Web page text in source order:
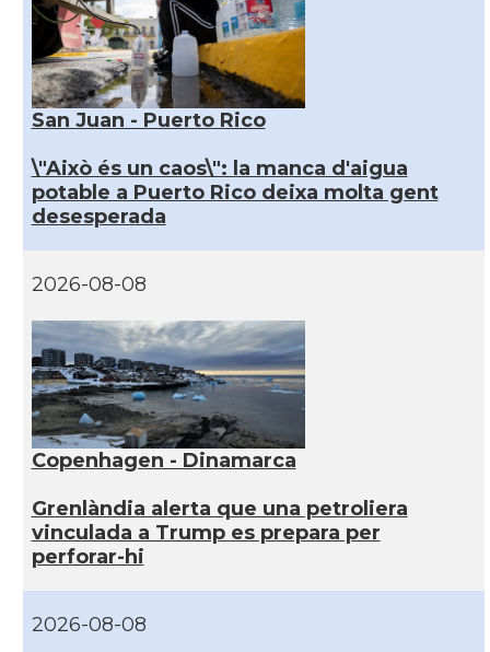
San Juan - Puerto Rico
\"Això és un caos\": la manca d'aigua
potable a Puerto Rico deixa molta gent
desesperada
2026-08-08
Copenhagen - Dinamarca
Grenlàndia alerta que una petroliera
vinculada a Trump es prepara per
perforar-hi
2026-08-08